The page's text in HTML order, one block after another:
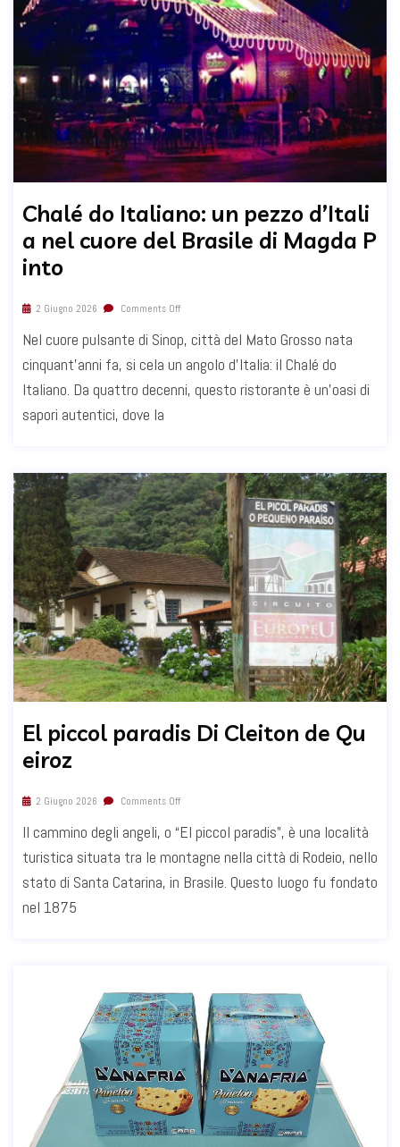
Chalé do Italiano: un pezzo d’Itali
a nel cuore del Brasile di Magda P
into
2 Giugno 2026 Comments Off
Nel cuore pulsante di Sinop, città del Mato Grosso nata
cinquant'anni fa, si cela un angolo d'Italia: il Chalé do
Italiano. Da quattro decenni, questo ristorante è un'oasi di
sapori autentici, dove la
El piccol paradis Di Cleiton de Qu
eiroz
2 Giugno 2026 Comments Off
Il cammino degli angeli, o “El piccol paradis”, è una località
turistica situata tra le montagne nella città di Rodeio, nello
stato di Santa Catarina, in Brasile. Questo luogo fu fondato
nel 1875